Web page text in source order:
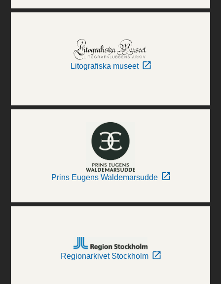
Litografiska museet
Prins Eugens Waldemarsudde
Regionarkivet Stockholm